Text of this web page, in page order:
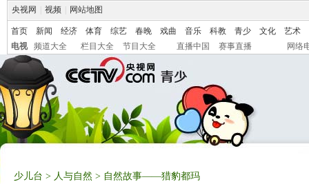
央视网 视频 网站地图
首页 新闻 经济 体育 综艺 春晚 戏曲 音乐 科教 青少 文化
艺术
电视
频道大全 栏目大全 节目大全 直播中国 赛事直播 网络
少儿台 > 人与自然 > 自然故事——猎豹都玛